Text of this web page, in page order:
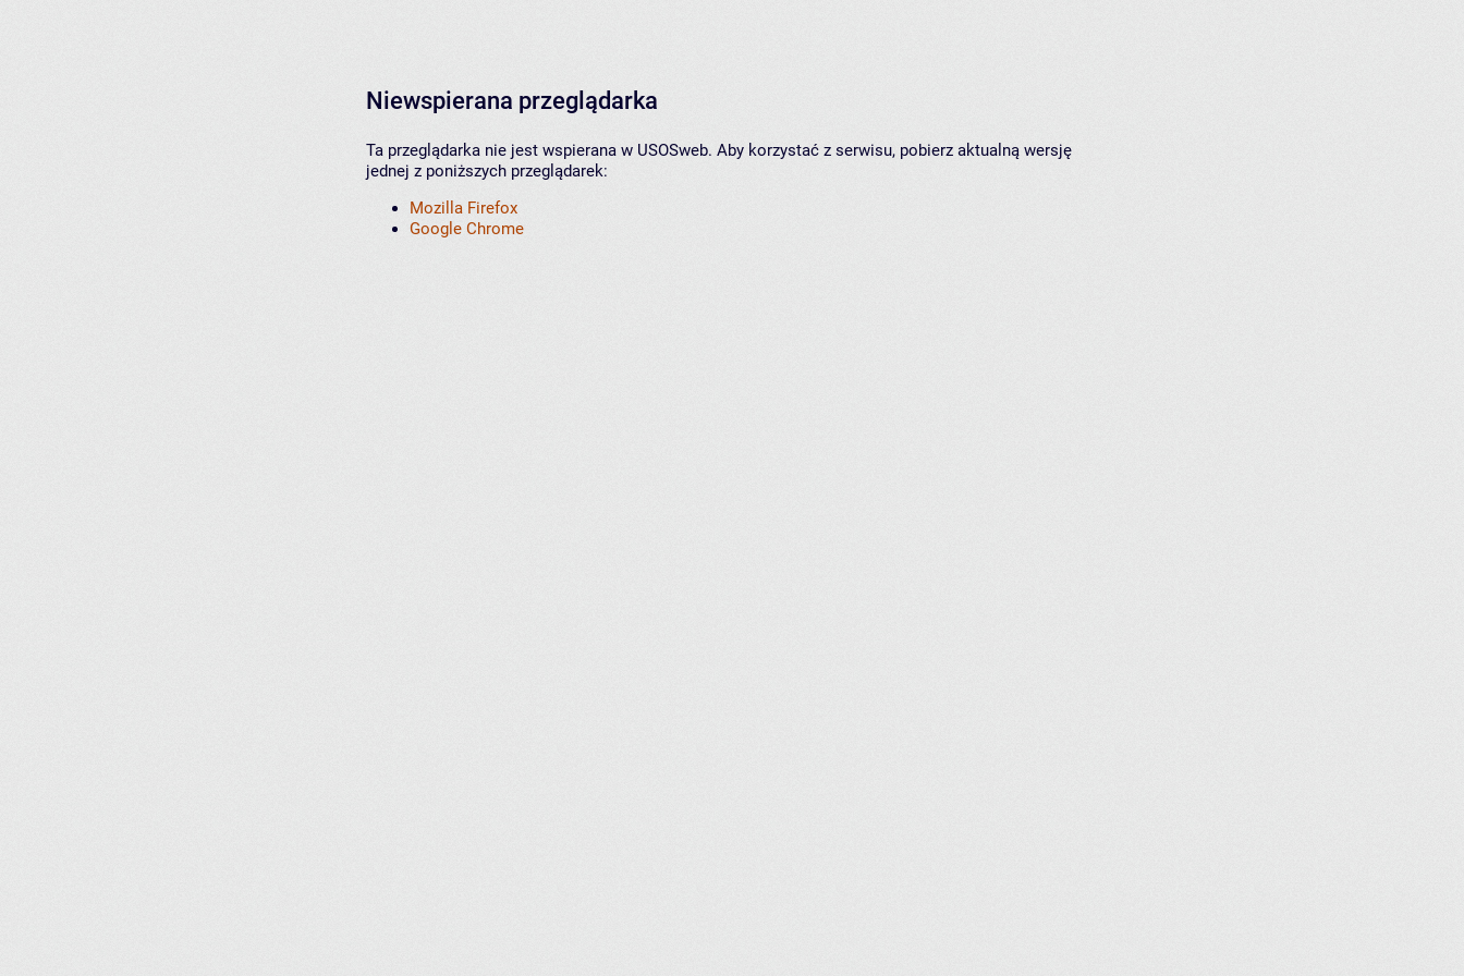
Niewspierana przeglądarka
Ta przeglądarka nie jest wspierana w USOSweb. Aby korzystać z serwisu, pobierz aktualną wersję
jednej z poniższych przeglądarek:
Mozilla Firefox
Google Chrome